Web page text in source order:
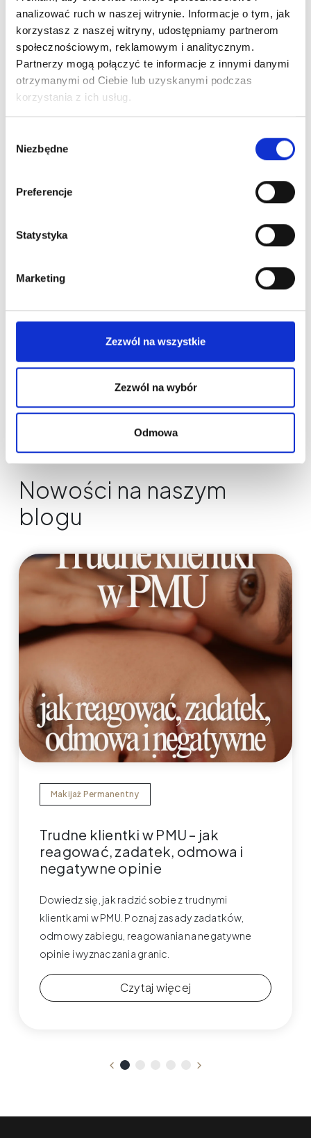
analizować ruch w naszej witrynie. Informacje o tym, jak
korzystasz z naszej witryny, udostępniamy partnerom
społecznościowym, reklamowym i analitycznym.
Partnerzy mogą połączyć te informacje z innymi danymi
otrzymanymi od Ciebie lub uzyskanymi podczas
korzystania z ich usług.
zgody
Niezbędne
Preferencje
Statystyka
Marketing
Zezwól na wszystkie
Zezwól na wybór
Odmowa
Co warto wiedzieć?
Nowości na naszym
blogu
Makijaż Permanentny
Trudne klientki w PMU – jak
reagować, zadatek, odmowa i
negatywne opinie
Dowiedz się, jak radzić sobie z trudnymi
klientkami w PMU. Poznaj zasady zadatków,
odmowy zabiegu, reagowania na negatywne
opinie i wyznaczania granic.
Czytaj więcej